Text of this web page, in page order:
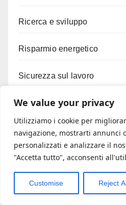
We value your privacy
Utilizziamo i cookie per
navigazione, mostrarti annunci
personalizzati e analizzare il
"Accetta tutto", acconsenti
Customise Reject
Ricerca e sviluppo
Risparmio energetico
Sicurezza sul lavoro
Sovraindebitamento
start-up
Tasse
Terzo settore